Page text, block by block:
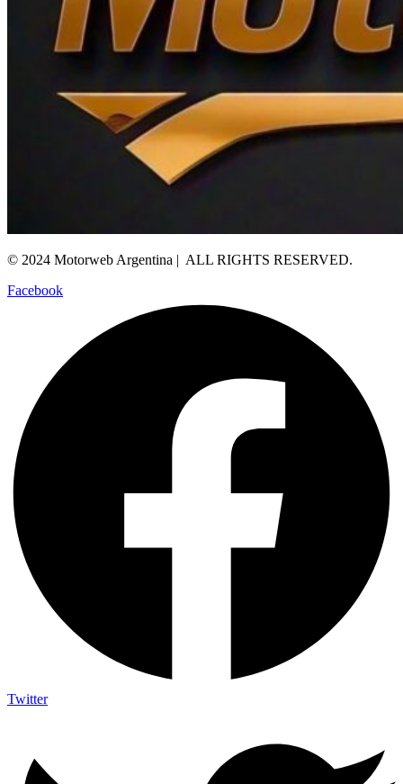
© 2024 Motorweb Argentina | ALL RIGHTS RESERVED.
Facebook
Twitter